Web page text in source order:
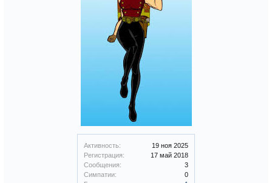
Активность:
19 ноя 2025
Регистрация:
17 май 2018
Сообщения:
3
Симпатии:
0